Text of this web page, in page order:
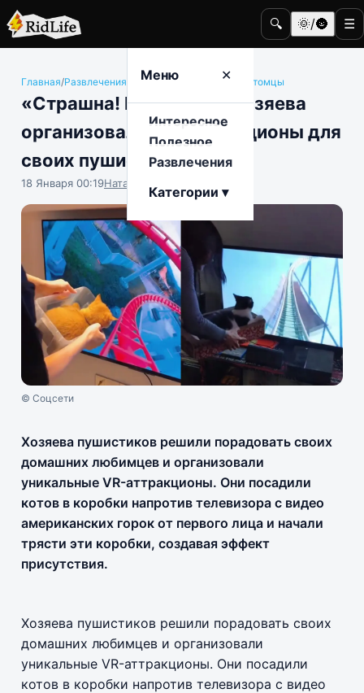
🔍 🌞/🌚 ☰
Меню ✕
Интересное
Полезное
Развлечения
Категории ▾
Главная/Развлечения Животные и домашние питомцы
«Страшна! Вырубай!»: хозяева
организовали VR-аттракционы для
своих пушистых
18 Января 00:19Наталья Герасимова
© Соцсети
Хозяева пушистиков решили порадовать своих
домашних любимцев и организовали
уникальные VR-аттракционы. Они посадили
котов в коробки напротив телевизора с видео
американских горок от первого лица и начали
трясти эти коробки, создавая эффект
присутствия.
Хозяева пушистиков решили порадовать своих
домашних любимцев и организовали
уникальные VR-аттракционы. Они посадили
котов в коробки напротив телевизора с видео